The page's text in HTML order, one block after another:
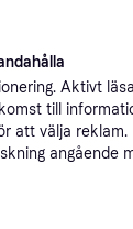
pris ·Fri frakt,
Aktivt
till
att välja reklam.
angående